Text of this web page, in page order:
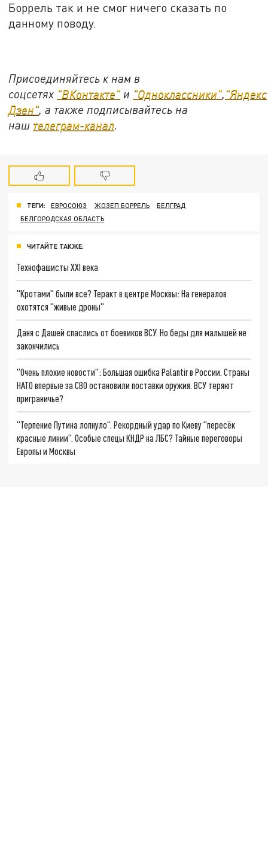
Боррель так и не смог ничего сказать по
данному поводу.
Присоединяйтесь к нам в
соцсетях "ВКонтакте" и "Одноклассники", "Яндекс
Дзен", а также подписывайтесь на
наш телеграм-канал.
ТЕГИ: ЕВРОСОЮЗ ЖОЗЕП БОРРЕЛЬ
БЕЛГРАД
БЕЛГОРОДСКАЯ ОБЛАСТЬ
ЧИТАЙТЕ ТАКЖЕ:
Технофашисты XXI века
"Кротами" были все? Теракт в центре Москвы: На генералов
охотятся "живые дроны"
Даня с Дашей спаслись от боевиков ВСУ. Но беды для малышей не
закончились
"Очень плохие новости": Большая ошибка Palantir в России. Страны
НАТО впервые за СВО остановили поставки оружия. ВСУ теряют
приграничье?
"Терпение Путина лопнуло". Рекордный удар по Киеву "пересёк
красные линии". Особые спецы КНДР на ЛБС? Тайные переговоры
Европы и Москвы